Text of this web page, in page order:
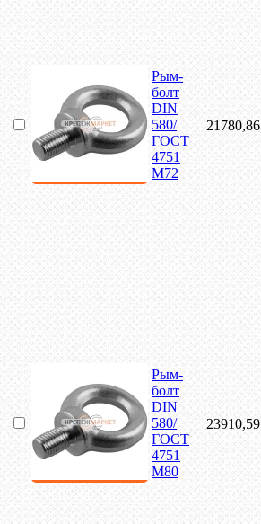
Рым-
болт
DIN
580/
ГОСТ
4751
М72
21780,86
Рым-
болт
DIN
580/
ГОСТ
4751
М80
23910,59